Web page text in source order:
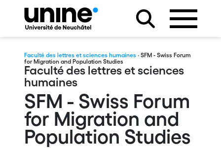
Faculté des lettres et sciences humaines · SFM - Swiss Forum
for Migration and Population Studies
Faculté des lettres et sciences
humaines
SFM - Swiss Forum
for Migration and
Population Studies